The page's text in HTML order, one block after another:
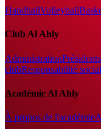
HandballVolleyball
Club Al Ahly
AdministrationPrésidents
clubResponsabilité
Académie Al Ahly
À propos de l'académie